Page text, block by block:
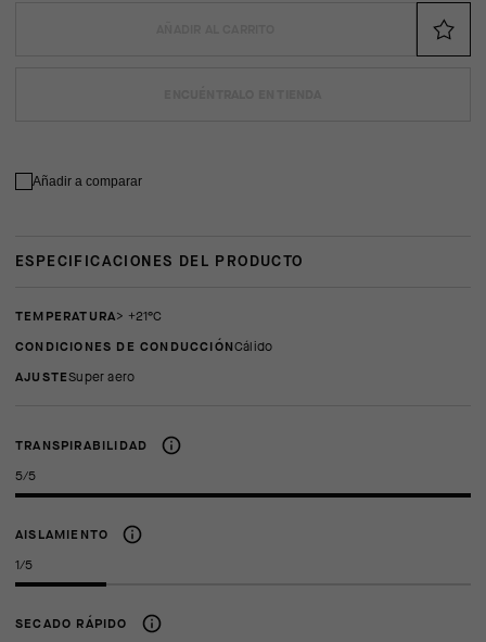
Añadir a comparar
ESPECIFICACIONES DEL PRODUCTO
TEMPERATURA
> +21°C
CONDICIONES DE CONDUCCIÓN
Cálido
AJUSTE super aero
TRANSPIRABILIDAD
5/5
AISLAMIENTO
1/5
SECADO RÁPIDO